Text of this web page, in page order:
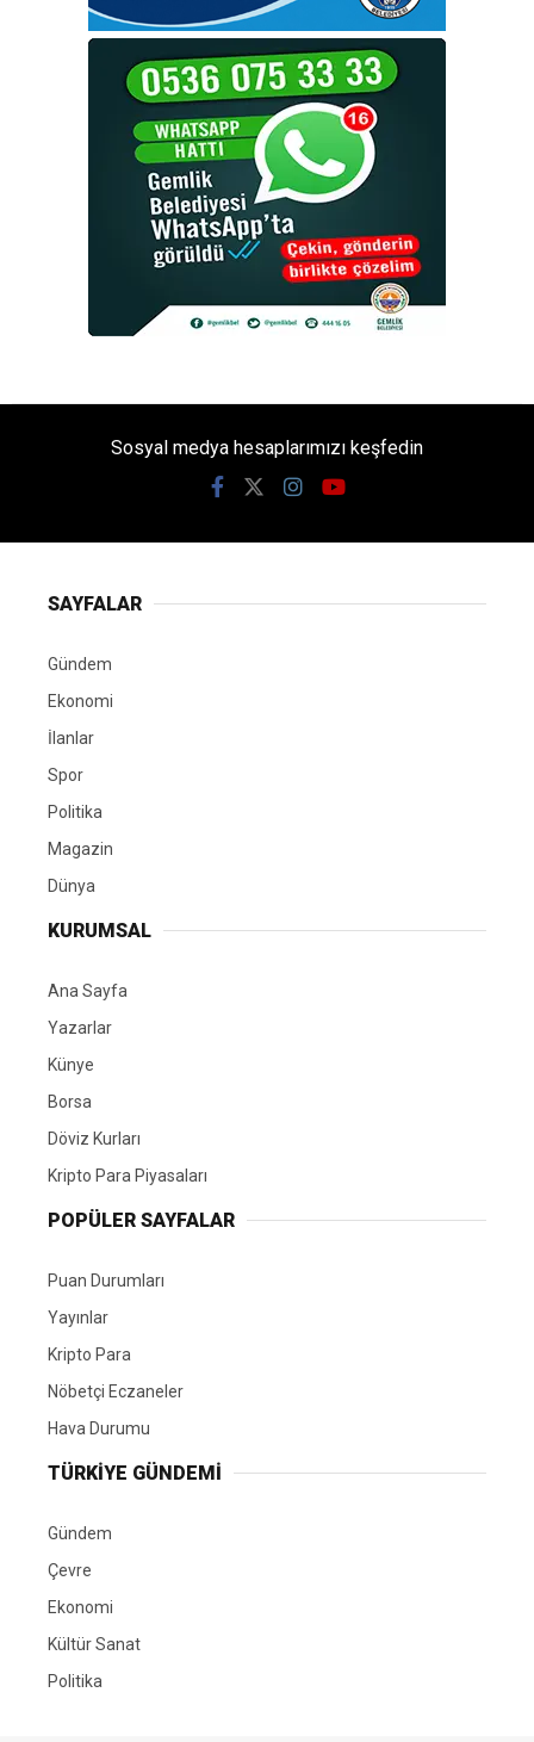
Sosyal medya hesaplarımızı keşfedin
SAYFALAR
Gündem
Ekonomi
İlanlar
Spor
Politika
Magazin
Dünya
KURUMSAL
Ana Sayfa
Yazarlar
Künye
Borsa
Döviz Kurları
Kripto Para Piyasaları
POPÜLER SAYFALAR
Puan Durumları
Yayınlar
Kripto Para
Nöbetçi Eczaneler
Hava Durumu
TÜRKIYE GÜNDEMI
Gündem
Çevre
Ekonomi
Kültür Sanat
Politika